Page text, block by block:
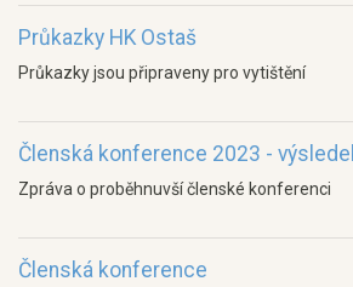
Průkazky HK Ostaš
Průkazky jsou připraveny pro vytištění
Členská konference 2023 -
Zpráva o proběhnuvší členské konferenci
Členská konference